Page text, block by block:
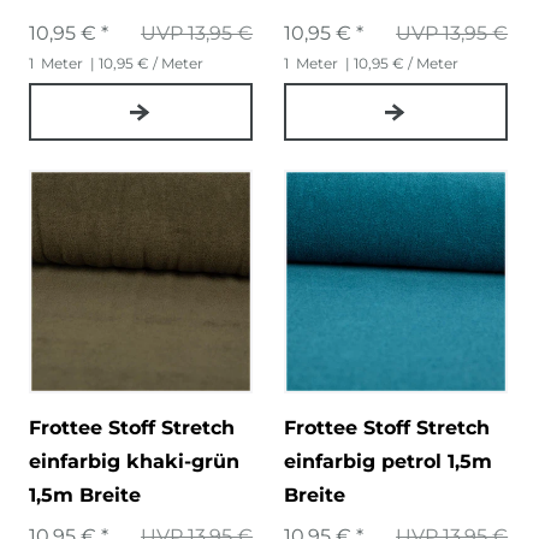
UVP 13,95 €
10,95 € *
1 Meter | 10,95 € / Meter
UVP 13,95 €
10,95 € *
1 Meter | 10,95 € / Meter
Frottee Stoff Stretch
einfarbig khaki-grün
1,5m Breite
Frottee Stoff Stretch
einfarbig petrol 1,5m
Breite